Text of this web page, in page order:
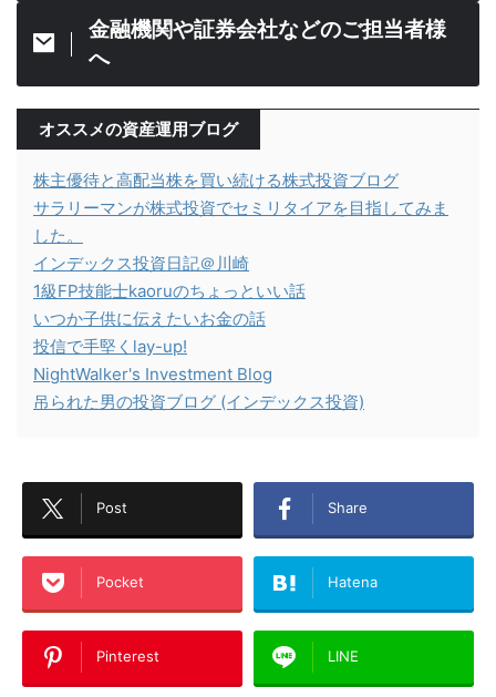
金融機関や証券会社などのご担当者様
へ
オススメの資産運用ブログ
株主優待と高配当株を買い続ける株式投資ブログ
サラリーマンが株式投資でセミリタイアを目指してみま
した。
インデックス投資日記＠川崎
1級FP技能士kaoruのちょっといい話
いつか子供に伝えたいお金の話
投信で手堅くlay-up!
NightWalker's Investment Blog
吊られた男の投資ブログ (インデックス投資)
Post Share
Pocket Hatena
Pinterest LINE